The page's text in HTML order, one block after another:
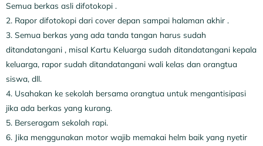
Semua berkas asli difotokopi .
2. Rapor difotokopi dari cover depan sampai halaman akhir .
3. Semua berkas yang ada tanda tangan harus sudah
ditandatangani , misal Kartu Keluarga sudah ditandatangani kepala
keluarga, rapor sudah ditandatangani wali kelas dan orangtua
siswa, dll.
4. Usahakan ke sekolah bersama orangtua untuk mengantisipasi
jika ada berkas yang kurang.
5. Berseragam sekolah rapi.
6. Jika menggunakan motor wajib memakai helm baik yang nyetir